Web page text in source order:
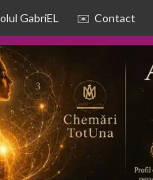
GabriEL Contact